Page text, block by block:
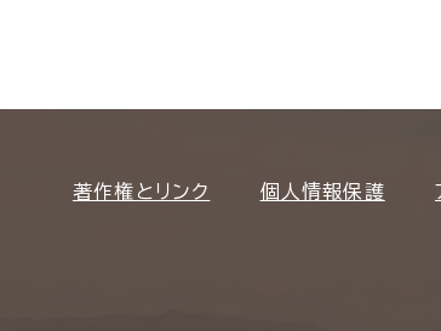
著作権とリンク 個人情報保護